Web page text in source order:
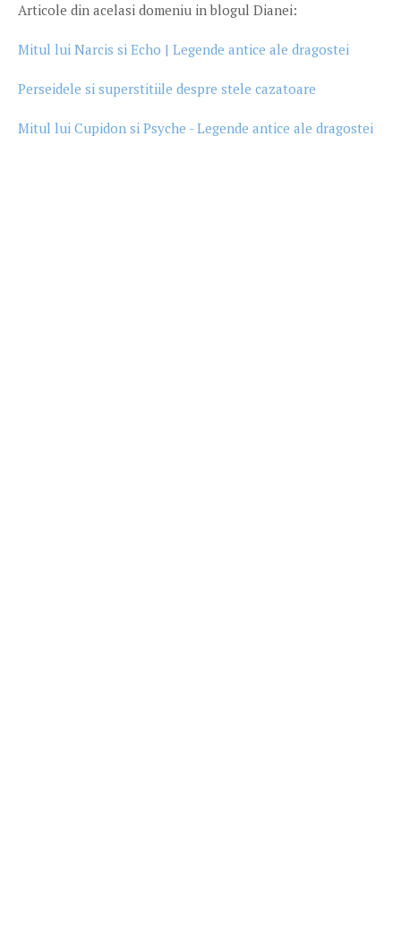
Articole din acelasi domeniu in blogul Dianei:
Mitul lui Narcis si Echo | Legende antice ale dragostei
Perseidele si superstitiile despre stele cazatoare
Mitul lui Cupidon si Psyche - Legende antice ale dragostei